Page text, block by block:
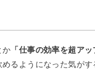
か 「仕事の効率を超アッ
るようになった気が